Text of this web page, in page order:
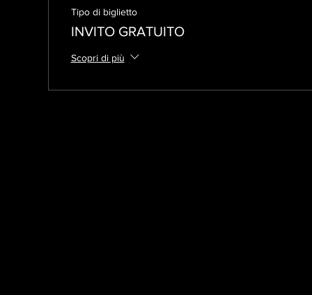
Tipo di biglietto
INVITO GRATUITO
Scopri di più